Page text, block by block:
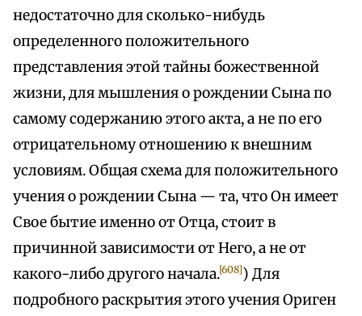
недостаточно для сколько-нибудь
определенного положительного
представления этой тайны божественной
жизни, для мышления о рождении Сына по
самому содержанию этого акта, а не по его
отрицательному отношению к внешним
условиям. Общая схема для положительного
учения о рождении Сына — та, что Он имеет
Свое бытие именно от Отца, стоит в
причинной зависимости от Него, а не от
какого-либо другого начала.[608]) Для
подробного раскрытия этого учения Ориген